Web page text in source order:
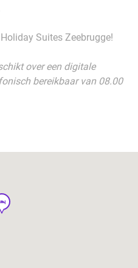
Suites Zeebrugge!
over een digitale
bereikbaar van 08.00